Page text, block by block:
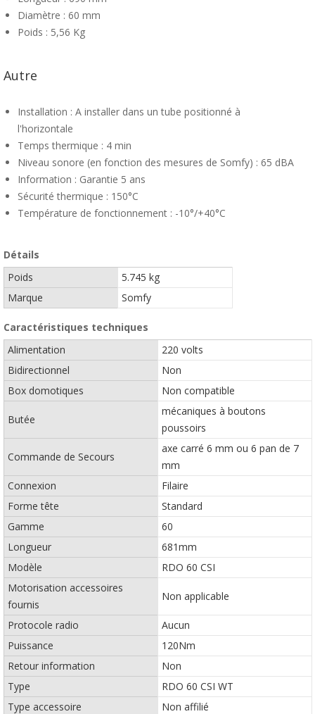
Diamètre : 60 mm
Poids : 5,56 Kg
Autre
Installation : A installer dans un tube positionné à
l'horizontale
Temps thermique : 4 min
Niveau sonore (en fonction des mesures de Somfy) : 65 dBA
Information : Garantie 5 ans
Sécurité thermique : 150°C
Température de fonctionnement : -10°/+40°C
Détails
Poids
5.745 kg
Marque
Somfy
Caractéristiques techniques
Alimentation
220 volts
Bidirectionnel
Non
Box domotiques
Non compatible
Butée
mécaniques à boutons
poussoirs
Commande de Secours
axe carré 6 mm ou 6 pan de 7
mm
Connexion
Filaire
Forme tête
Standard
Gamme
60
Longueur
681mm
Modèle
RDO 60 CSI
Motorisation accessoires
fournis
Non applicable
Protocole radio
Aucun
Puissance
120Nm
Retour information
Non
Type
RDO 60 CSI WT
Type accessoire
Non affilié